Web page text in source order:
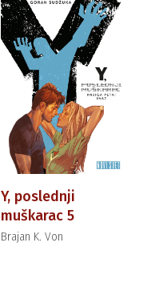
Y, poslednji
muškarac 5
Brajan K. Von